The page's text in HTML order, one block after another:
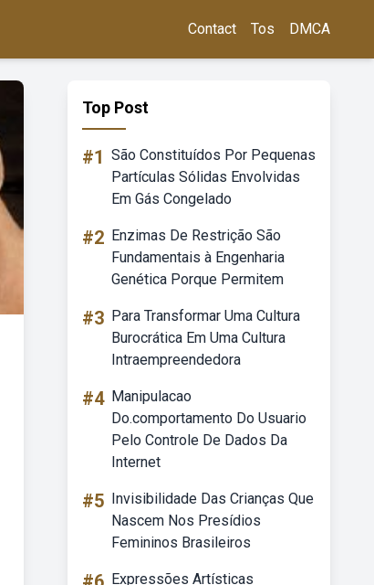
Contact Tos DMCA
Top Post
#1 São Constituídos Por Pequenas
Partículas Sólidas Envolvidas
Em Gás Congelado
#2 Enzimas De Restrição São
Fundamentais à Engenharia
Genética Porque Permitem
#3 Para Transformar Uma Cultura
Burocrática Em Uma Cultura
Intraempreendedora
#4 Manipulacao
Do.comportamento Do Usuario
Pelo Controle De Dados Da
Internet
#5 Invisibilidade Das Crianças Que
Nascem Nos Presídios
Femininos Brasileiros
Expressões Artísticas